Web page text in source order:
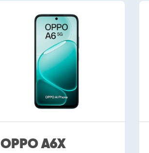
OPPO A6X